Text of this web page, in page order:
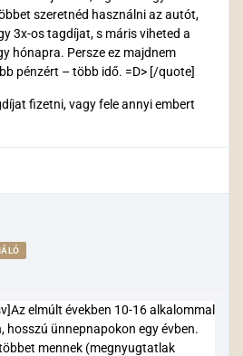
szeretnéd használni az autót,
3x-os tagdíjat, s máris viheted a
hónapra. Persze ez majdnem
pénzért – több idő. =D> [/quote]
fizetni, vagy fele annyi embert
elmúlt években 10-16 alkalommal
hosszú ünnepnapokon egy évben.
mennek (megnyugtatlak